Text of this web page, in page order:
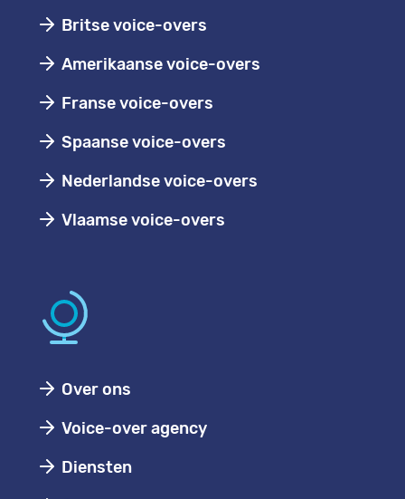
Britse voice-overs
Amerikaanse voice-overs
Franse voice-overs
Spaanse voice-overs
Nederlandse voice-overs
Vlaamse voice-overs
Over ons
Voice-over agency
Diensten